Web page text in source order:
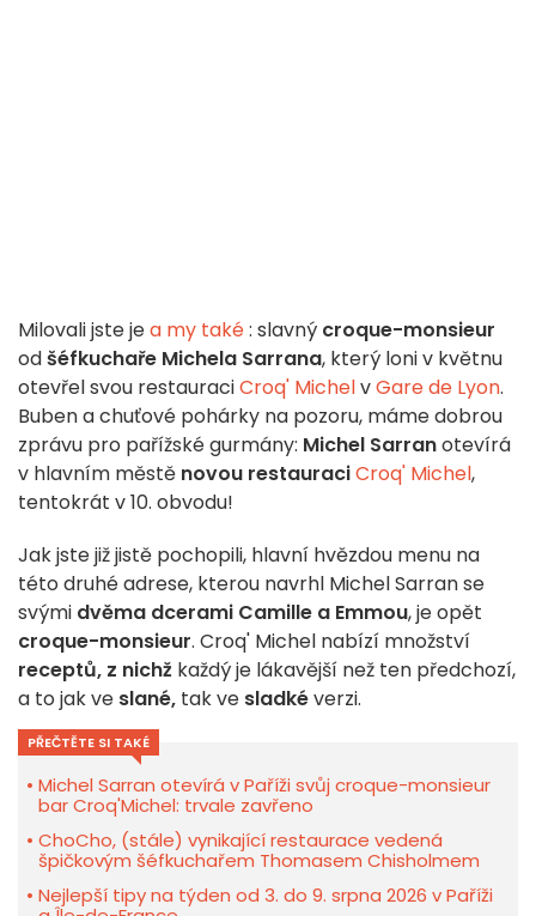
Milovali jste jea my také: slavný croque-monsieur
odšéfkuchaře Michela Sarrana, který loni v květnu
otevřel svou restauraciCroq' MichelvGare de Lyon.
Buben a chuťové pohárky na pozoru, máme dobrou
zprávu pro pařížské gurmány: Michel Sarranotevírá
v hlavním městě novou restauraciCroq' Michel,
tentokrát v 10. obvodu!
Jak jste již jistě pochopili, hlavní hvězdou menu na
této druhé adrese, kterou navrhl Michel Sarran se
svými dvěma dcerami Camille a Emmou, je opět
croque-monsieur. Croq' Michel nabízí množství
receptů, z nichž každý je lákavější než ten předchozí,
a to jak ve slané, tak ve sladkéverzi.
PŘEČTĚTE SI TAKÉ
Michel Sarran otevírá v Paříži svůj croque-monsieur
bar Croq'Michel: trvale zavřeno
ChoCho, (stále) vynikající restaurace vedená
špičkovým šéfkuchařem Thomasem Chisholmem
Nejlepší tipy na týden od 3. do 9. srpna 2026 v Paříži